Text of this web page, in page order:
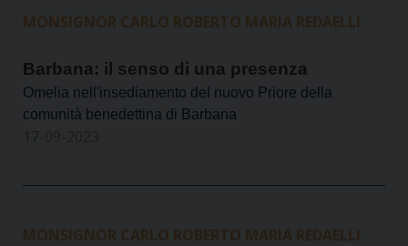
MONSIGNOR CARLO ROBERTO MARIA REDAELLI
Barbana: il senso di una presenza
Omelia nell'insediamento del nuovo Priore della
comunità benedettina di Barbana
MONSIGNOR CARLO ROBERTO MARIA REDAELLI